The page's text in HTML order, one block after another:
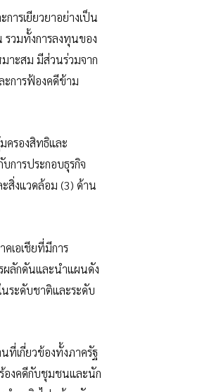
ารเยียวยาอย่างเป็น
วมทั้งการลงทุนของ
าะสม มีส่วนร่วมจาก
ะการฟ้องคดีข้าม
ครองสิทธิและ
การประกอบธุรกิจ
สิ่งแวดล้อม (3) ด้าน
เอเชียที่มีการ
ผลักดันและนำแผนดัง
ระดับชาติและระดับ
เกี่ยวข้องทั้งภาครัฐ
ร้องคดีกับชุมชนและนัก